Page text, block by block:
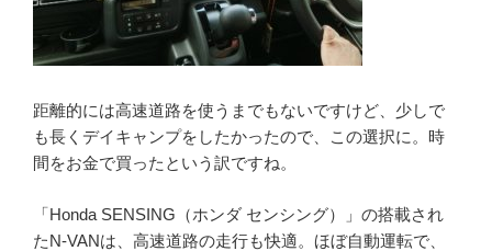
距離的には高速道路を使うまでもないですけど、少しで
も長くデイキャンプをしたかったので、この選択に。時
間をお金で買ったという訳ですね。
「Honda SENSING（ホンダ センシング）」の搭載され
たN-VANは、高速道路の走行も快適。ほぼ自動運転で、